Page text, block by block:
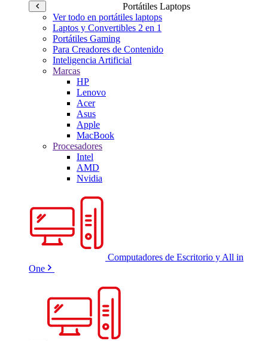
Portátiles Laptops
Ver todo en portátiles laptops
Laptos y Convertibles 2 en 1
Portátiles Gaming
Para Creadores de Contenido
Inteligencia Artificial
Marcas
HP
Lenovo
Acer
Asus
Apple
MacBook
Procesadores
Intel
AMD
Nvidia
Computadores de Escritorio y All in
One